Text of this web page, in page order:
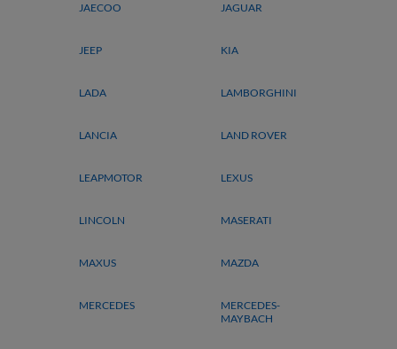
JAECOO JAGUAR
JEEP KIA
LADA LAMBORGHINI
LANCIA LAND ROVER
LEAPMOTOR LEXUS
LINCOLN MASERATI
MAXUS MAZDA
MERCEDES
MERCEDES-
MAYBACH